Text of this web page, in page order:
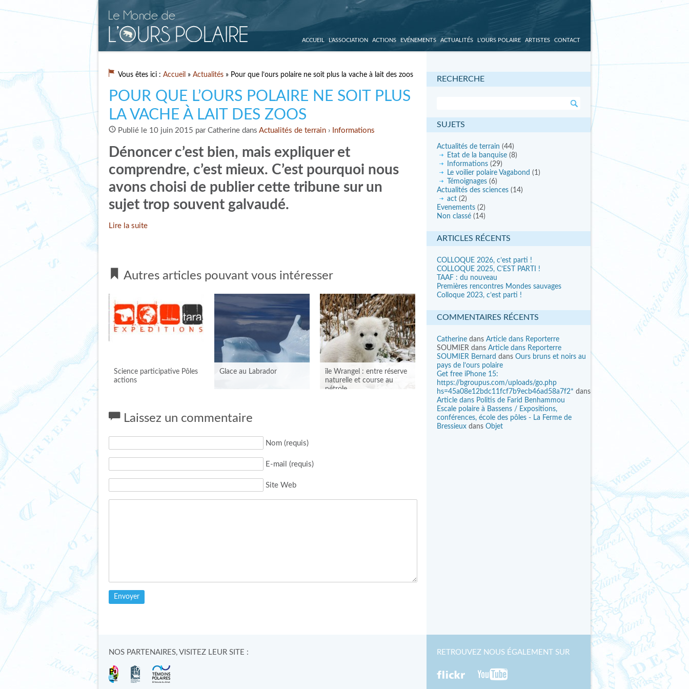
ACCUEIL L’ASSOCIATION ACTIONS EVÉNEMENTS ACTUALITÉS L’OURS POLAIRE ARTISTES CONTACT
Vous êtes ici : Accueil » Actualités » Pour que l’ours polaire ne soit plus la vache à lait des zoos
POUR QUE L’OURS POLAIRE NE SOIT PLUS
LA VACHE À LAIT DES ZOOS
Publié le 10 juin 2015 par Catherine dans Actualités de terrain › Informations
Dénoncer c’est bien, mais expliquer et
comprendre, c’est mieux. C’est pourquoi nous
avons choisi de publier cette tribune sur un
sujet trop souvent galvaudé.
Lire la suite
Autres articles pouvant vous intéresser
Science participative Pôles
actions
SCIENCE PARTICIPATIVE
Glace au Labrador
GLACE AU LABRADOR
île Wrangel : entre réserve
naturelle et course au
pétrole
ÎLE WRANGEL : ENTRE
Laissez un commentaire
Nom (requis)
E-mail (requis)
Site Web
RECHERCHE
SUJETS
Actualités de terrain (44)
Etat de la banquise (8)
Informations (29)
Le voilier polaire Vagabond (1)
Témoignages (6)
Actualités des sciences (14)
act (2)
Evenements (2)
Non classé (14)
ARTICLES RÉCENTS
COLLOQUE 2026, c’est parti !
COLLOQUE 2025, C’EST PARTI !
TAAF : du nouveau
Premières rencontres Mondes sauvages
Colloque 2023, c’est parti !
COMMENTAIRES RÉCENTS
Catherine dans Article dans Reporterre
SOUMIER dans Article dans Reporterre
SOUMIER Bernard dans Ours bruns et noirs au
pays de l’ours polaire
Get free iPhone 15:
https://bgroupus.com/uploads/go.php
hs=45a08e12bdc11fcf7b9ecb46ad58a7f2* dans
Article dans Politis de Farid Benhammou
Escale polaire à Bassens / Expositions,
conférences, école des pôles - La Ferme de
Bressieux dans Objet
NOS PARTENAIRES, VISITEZ LEUR SITE : RETROUVEZ NOUS ÉGALEMENT SUR